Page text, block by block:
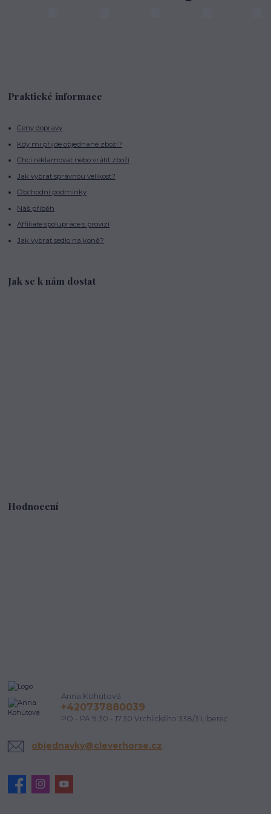
Praktické informace
Ceny dopravy
Kdy mi přijde objednané zboží?
Chci reklamovat nebo vrátit zboží
Jak vybrat správnou velikost?
Obchodní podmínky
Náš příběh
Affiliate spolupráce s provizí
Jak vybrat sedlo na koně?
Jak se k nám dostat
Hodnocení
Anna Kohútová
+420737880039
PO - PÁ 9.30 - 17.30 Vrchlického 338/3 Liberec
objednavky@cleverhorse.cz